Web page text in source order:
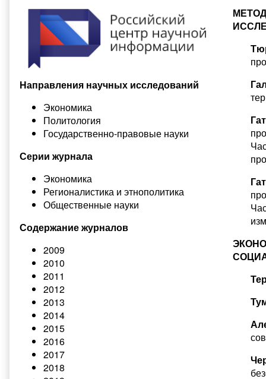
Направления научных исследований
Экономика
Политология
Государственно-правовые науки
Серии журнала
Экономика
Регионалистика и этнополитика
Общественные науки
Содержание журналов
2009
2010
2011
2012
2013
2014
2015
2016
2017
2018